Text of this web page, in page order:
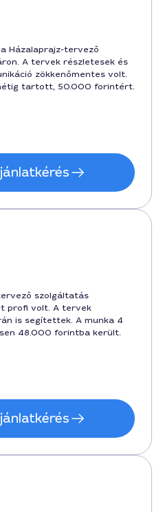
Házalaprajz-tervező
A tervek részletesek és
zökkenőmentes volt.
tartott, 50.000 forintért.
szolgáltatás
profi volt. A tervek
is segítettek. A munka 4
48.000 forintba került.